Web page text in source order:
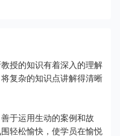
授的知识有着深入的理解
复杂的知识点讲解得清晰
于运用生动的案例和故
轻松愉快，使学员在愉悦